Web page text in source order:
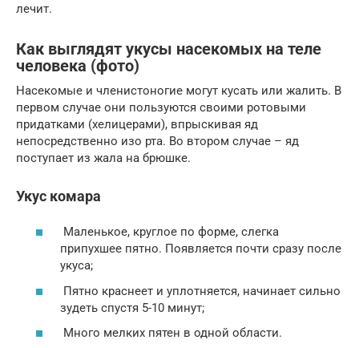
лечит.
Как выглядят укусы насекомых на теле
человека (фото)
Насекомые и членистоногие могут кусать или жалить. В
первом случае они пользуются своими ротовыми
придатками (хелицерами), впрыскивая яд
непосредственно изо рта. Во втором случае – яд
поступает из жала на брюшке.
Укус комара
Маленькое, круглое по форме, слегка
припухшее пятно. Появляется почти сразу после
укуса;
Пятно краснеет и уплотняется, начинает сильно
зудеть спустя 5-10 минут;
Много мелких пятен в одной области.